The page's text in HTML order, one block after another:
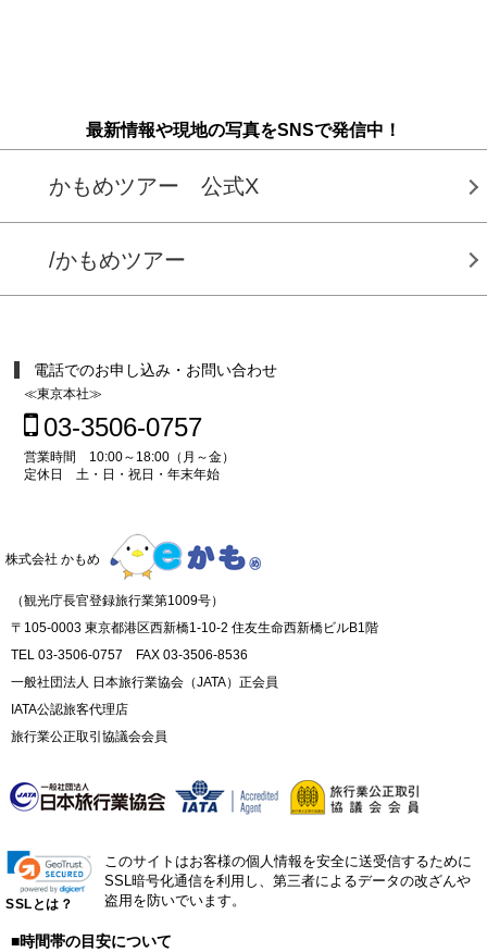
最新情報や現地の写真をSNSで発信中！
かもめツアー 公式X
/かもめツアー
電話でのお申し込み・お問い合わせ
≪東京本社≫
03-3506-0757
営業時間 10:00～18:00（月～金）
定休日 土・日・祝日・年末年始
株式会社 かもめ
（観光庁長官登録旅行業第1009号）
〒105-0003 東京都港区西新橋1-10-2 住友生命西新橋ビルB1階
TEL 03-3506-0757 FAX 03-3506-8536
一般社団法人 日本旅行業協会（JATA）正会員
IATA公認旅客代理店
旅行業公正取引協議会会員
SSLとは？
このサイトはお客様の個人情報を安全に送受信するために
SSL暗号化通信を利用し、第三者によるデータの改ざんや
盗用を防いでいます。
■時間帯の目安について